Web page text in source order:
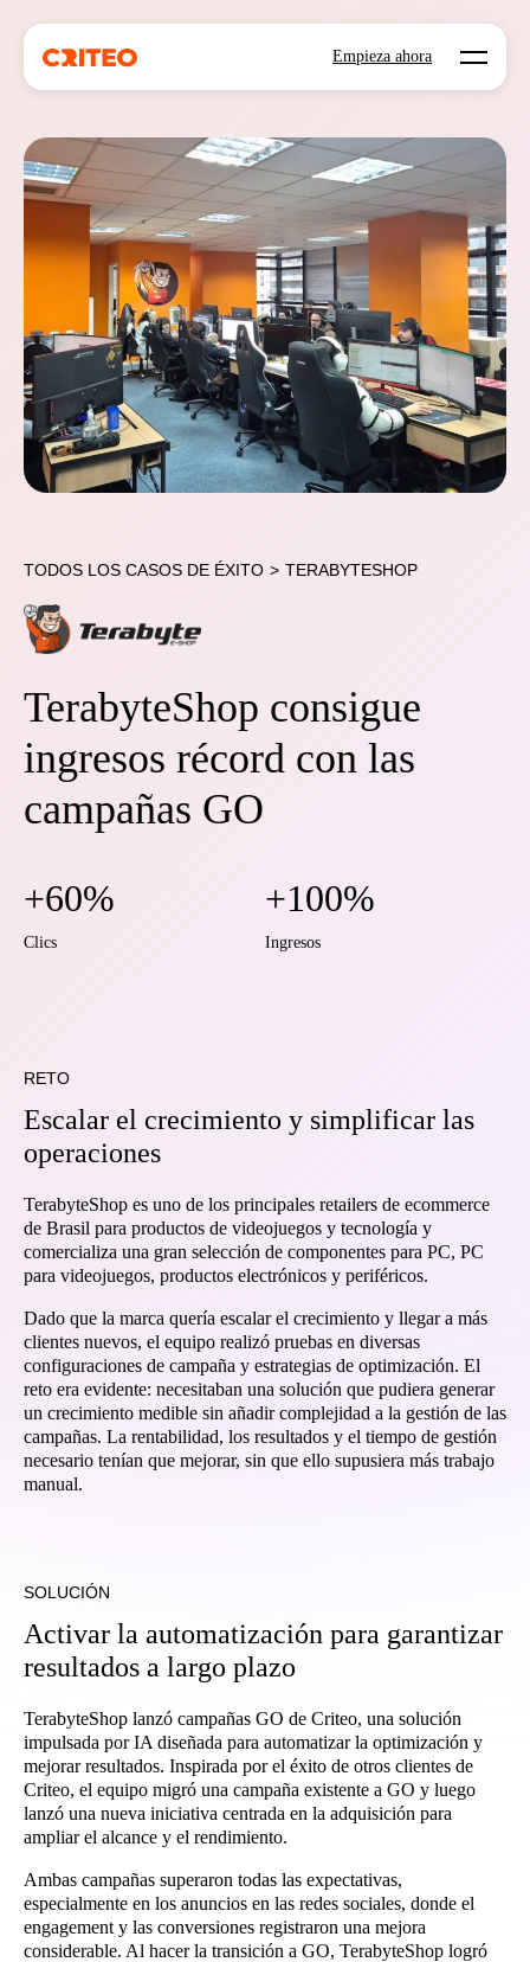
Empieza ahora Open
TODOS LOS CASOS DE ÉXITO > TERABYTESHOP
TerabyteShop consigue
ingresos récord con las
campañas GO
+60%
Clics
+100%
Ingresos
RETO
Escalar el crecimiento y simplificar las
operaciones
TerabyteShop es uno de los principales retailers de ecommerce
de Brasil para productos de videojuegos y tecnología y
comercializa una gran selección de componentes para PC, PC
para videojuegos, productos electrónicos y periféricos.
Dado que la marca quería escalar el crecimiento y llegar a más
clientes nuevos, el equipo realizó pruebas en diversas
configuraciones de campaña y estrategias de optimización. El
reto era evidente: necesitaban una solución que pudiera generar
un crecimiento medible sin añadir complejidad a la gestión de las
campañas. La rentabilidad, los resultados y el tiempo de gestión
necesario tenían que mejorar, sin que ello supusiera más trabajo
manual.
SOLUCIÓN
Activar la automatización para garantizar
resultados a largo plazo
TerabyteShop lanzó campañas GO de Criteo, una solución
impulsada por IA diseñada para automatizar la optimización y
mejorar resultados. Inspirada por el éxito de otros clientes de
Criteo, el equipo migró una campaña existente a GO y luego
lanzó una nueva iniciativa centrada en la adquisición para
ampliar el alcance y el rendimiento.
Ambas campañas superaron todas las expectativas,
especialmente en los anuncios en las redes sociales, donde el
engagement y las conversiones registraron una mejora
considerable. Al hacer la transición a GO, TerabyteShop logró